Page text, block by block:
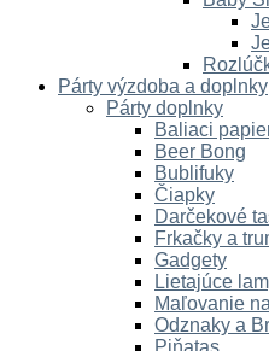
Párty výzdoba a doplnky
Párty doplnky
Baliaci
Beer Bong
Bublifuky
Čiapky
Darčekové
Frkačky a
Gadgety
Lietajúce
Maľovanie
Odznaky a
Piňatas